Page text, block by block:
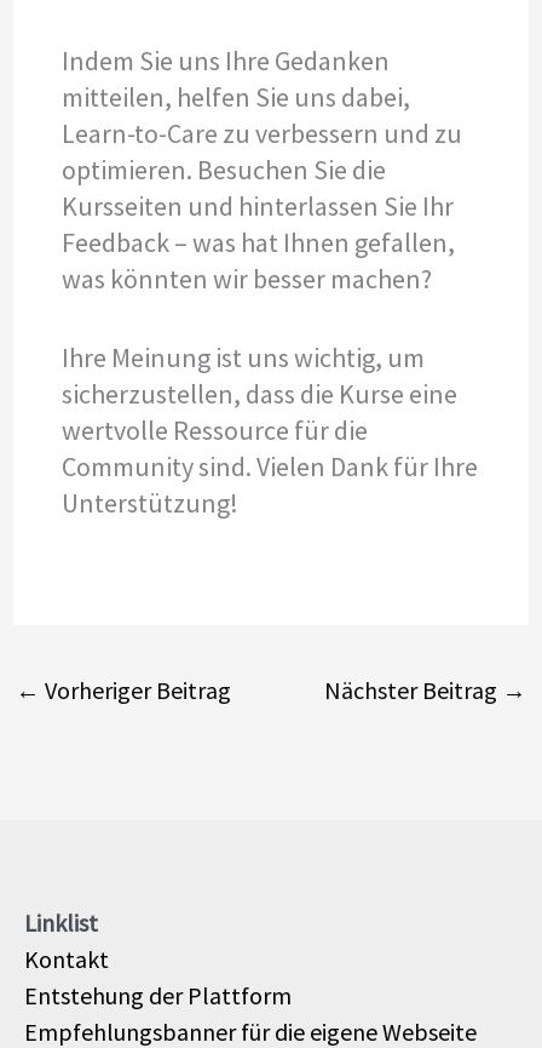
Indem Sie uns Ihre Gedanken
mitteilen, helfen Sie uns dabei,
Learn-to-Care zu verbessern und zu
optimieren. Besuchen Sie die
Kursseiten und hinterlassen Sie Ihr
Feedback – was hat Ihnen gefallen,
was könnten wir besser machen?
Ihre Meinung ist uns wichtig, um
sicherzustellen, dass die Kurse eine
wertvolle Ressource für die
Community sind. Vielen Dank für Ihre
Unterstützung!
← Vorheriger Beitrag Nächster Beitrag →
Linklist
Kontakt
Entstehung der Plattform
Empfehlungsbanner für die eigene Webseite